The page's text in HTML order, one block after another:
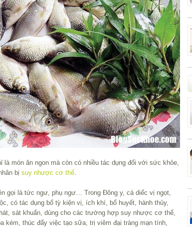
là món ăn ngon mà còn có nhiều tác dụng đối với sức khỏe,
bị suy nhược cơ thể
gọi là tức ngư, phụ ngư… Trong Đông y, cá diếc vị ngọt,
có tác dụng bổ tỳ kiện vị, ích khí, bổ huyết, hành thủy,
sát khuẩn, dùng cho các trường hợp suy nhược cơ thể,
kém, thúc đẩy việc tạo sữa, trị viêm đại tràng mạn tính,